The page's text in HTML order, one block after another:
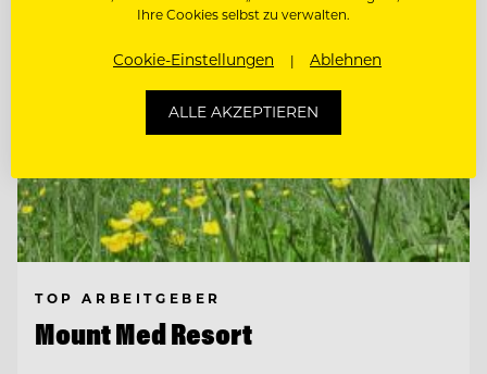
TOP ARBEITGEBER
Mount Med Resort
Ihre Cookies selbst zu verwalten.
Cookie-Einstellungen Ablehnen
ALLE AKZEPTIEREN